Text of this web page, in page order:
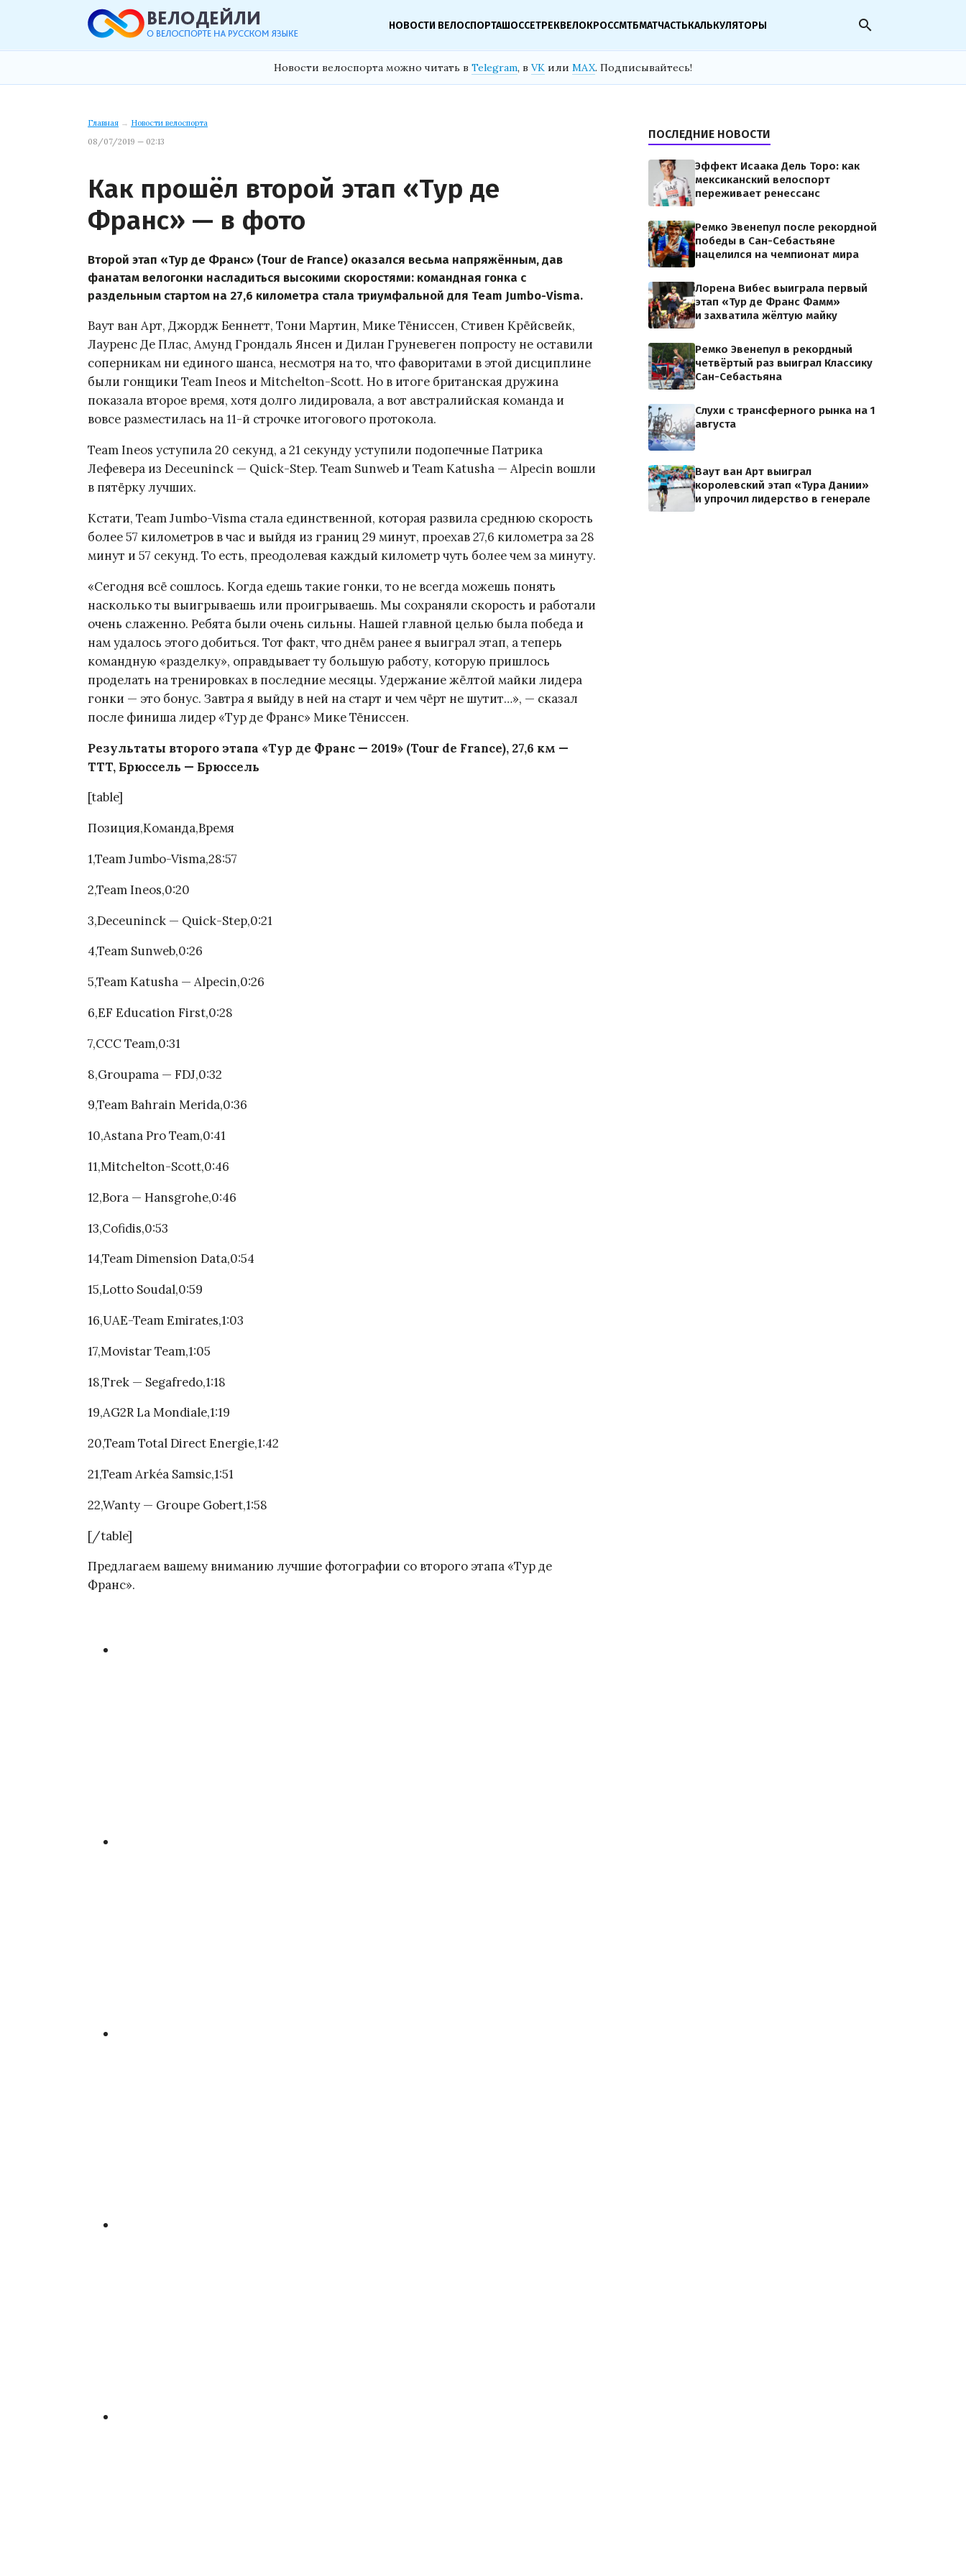
НОВОСТИ ВЕЛОСПОРТАШОССЕТРЕКВЕЛОКРОССМТБМАТЧАСТЬКАЛЬКУЛЯТОРЫ search
Новости велоспорта можно читать в Telegram, в VK или MAX. Подписывайтесь!
Главная → Новости велоспорта
08/07/2019 — 02:13
Как прошёл второй этап «Тур де
Франс» — в фото
Второй этап «Тур де Франс» (Tour de France) оказался весьма напряжённым, дав
фанатам велогонки насладиться высокими скоростями: командная гонка с
раздельным стартом на 27,6 километра стала триумфальной для Team Jumbo-Visma.
Ваут ван Арт, Джордж Беннетт, Тони Мартин, Мике Тёниссен, Стивен Крёйсвейк,
Лауренс Де Плас, Амунд Грондаль Янсен и Дилан Груневеген попросту не оставили
соперникам ни единого шанса, несмотря на то, что фаворитами в этой дисциплине
были гонщики Team Ineos и Mitchelton-Scott. Но в итоге британская дружина
показала второе время, хотя долго лидировала, а вот австралийская команда и
вовсе разместилась на 11-й строчке итогового протокола.
Team Ineos уступила 20 секунд, а 21 секунду уступили подопечные Патрика
Лефевера из Deceuninck — Quick-Step. Team Sunweb и Team Katusha — Alpecin вошли
в пятёрку лучших.
Кстати, Team Jumbo-Visma стала единственной, которая развила среднюю скорость
более 57 километров в час и выйдя из границ 29 минут, проехав 27,6 километра за 28
минут и 57 секунд. То есть, преодолевая каждый километр чуть более чем за минуту.
«Сегодня всё сошлось. Когда едешь такие гонки, то не всегда можешь понять
насколько ты выигрываешь или проигрываешь. Мы сохраняли скорость и работали
очень слаженно. Ребята были очень сильны. Нашей главной целью была победа и
нам удалось этого добиться. Тот факт, что днём ранее я выиграл этап, а теперь
командную «разделку», оправдывает ту большую работу, которую пришлось
проделать на тренировках в последние месяцы. Удержание жёлтой майки лидера
гонки — это бонус. Завтра я выйду в ней на старт и чем чёрт не шутит…», — сказал
после финиша лидер «Тур де Франс» Мике Тёниссен.
Результаты второго этапа «Тур де Франс — 2019» (Tour de France), 27,6 км —
TTT, Брюссель — Брюссель
[table]
Позиция,Команда,Время
1,Team Jumbo-Visma,28:57
2,Team Ineos,0:20
3,Deceuninck — Quick-Step,0:21
4,Team Sunweb,0:26
5,Team Katusha — Alpecin,0:26
6,EF Education First,0:28
7,CCC Team,0:31
8,Groupama — FDJ,0:32
9,Team Bahrain Merida,0:36
10,Astana Pro Team,0:41
11,Mitchelton-Scott,0:46
12,Bora — Hansgrohe,0:46
13,Cofidis,0:53
14,Team Dimension Data,0:54
15,Lotto Soudal,0:59
16,UAE-Team Emirates,1:03
17,Movistar Team,1:05
18,Trek — Segafredo,1:18
19,AG2R La Mondiale,1:19
20,Team Total Direct Energie,1:42
21,Team Arkéa Samsic,1:51
22,Wanty — Groupe Gobert,1:58
[/table]
Предлагаем вашему вниманию лучшие фотографии со второго этапа «Тур де
Франс».
ПОСЛЕДНИЕ НОВОСТИ
Эффект Исаака Дель Торо: как
мексиканский велоспорт
переживает ренессанс
Ремко Эвенепул после рекордной
победы в Сан-Себастьяне
нацелился на чемпионат мира
Лорена Вибес выиграла первый
этап «Тур де Франс Фамм»
и захватила жёлтую майку
Ремко Эвенепул в рекордный
четвёртый раз выиграл Классику
Сан-Себастьяна
Слухи с трансферного рынка на 1
августа
Ваут ван Арт выиграл
королевский этап «Тура Дании»
и упрочил лидерство в генерале